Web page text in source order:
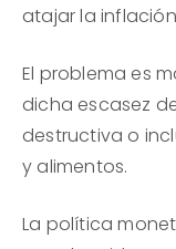
atajar la
El problema es
dicha escasez
destructiva o
y alimentos.
La política